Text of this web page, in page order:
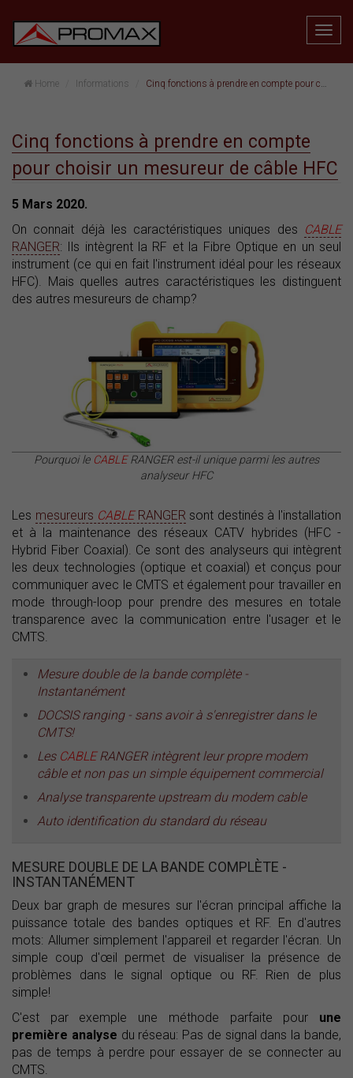
Home Informations Cinq fonctions à prendre en compte pour choisir un mesureur de câble HFC
Cinq fonctions à prendre en compte
pour choisir un mesureur de câble HFC
5 Mars 2020.
On connait déjà les caractéristiques uniques des CABLE
RANGER: Ils intègrent la RF et la Fibre Optique en un seul
instrument (ce qui en fait l'instrument idéal pour les réseaux
HFC). Mais quelles autres caractéristiques les distinguent
des autres mesureurs de champ?
Pourquoi le CABLERANGER est-il unique parmi les autres
analyseur HFC
Les mesureurs CABLERANGER sont destinés à l'installation
et à la maintenance des réseaux CATV hybrides (HFC -
Hybrid Fiber Coaxial). Ce sont des analyseurs qui intègrent
les deux technologies (optique et coaxial) et conçus pour
communiquer avec le CMTS et également pour travailler en
mode through-loop pour prendre des mesures en totale
transparence avec la communication entre l'usager et le
CMTS.
Mesure double de la bande complète -
Instantanément
DOCSIS ranging - sans avoir à s'enregistrer dans le
CMTS!
Les CABLERANGER intègrent leur propre modem
câble et non pas un simple équipement commercial
Analyse transparente upstream du modem cable
Auto identification du standard du réseau
MESURE DOUBLE DE LA BANDE COMPLÈTE -
INSTANTANÉMENT
Deux bar graph de mesures sur l'écran principal affiche la
puissance totale des bandes optiques et RF. En d'autres
mots: Allumer simplement l'appareil et regarder l'écran. Un
simple coup d'œil permet de visualiser la présence de
problèmes dans le signal optique ou RF. Rien de plus
simple!
C'est par exemple une méthode parfaite pour une
première analyse du réseau: Pas de signal dans la bande,
pas de temps à perdre pour essayer de se connecter au
CMTS.